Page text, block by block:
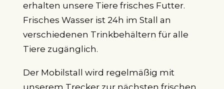
erhalten unsere Tiere frisches Futter.
Frisches Wasser ist 24h im Stall an
verschiedenen Trinkbehältern für alle
Tiere zugänglich.
Der Mobilstall wird regelmäßig mit
unserem Trecker zur nächsten frischen